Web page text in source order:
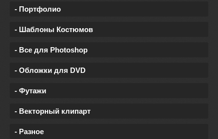
- Портфолио
- Шаблоны Костюмов
- Все для Photoshop
- Обложки для DVD
- Футажи
- Векторный клипарт
- Разное